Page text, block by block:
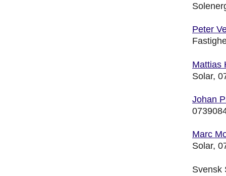
Peter
Mattias
Solar,
Johan
Marc
Solar,
Svensk